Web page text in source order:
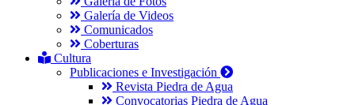
Galería de Videos
Comunicados
Coberturas
Cultura
Publicaciones e Investigación
Revista Piedra de Agua
Convocatorias Piedra de Agua